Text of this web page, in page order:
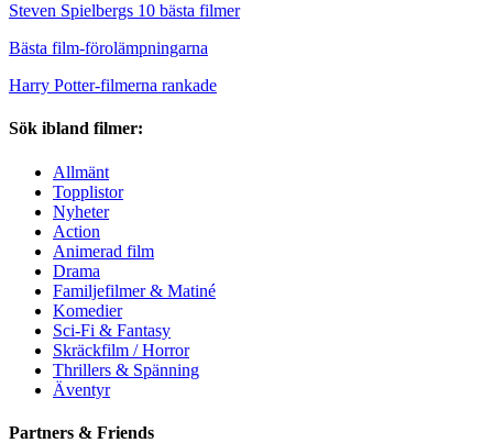
Steven Spielbergs 10 bästa filmer
Bästa film-förolämpningarna
Harry Potter-filmerna rankade
Sök ibland filmer:
Allmänt
Topplistor
Nyheter
Action
Animerad film
Drama
Familjefilmer & Matiné
Komedier
Sci-Fi & Fantasy
Skräckfilm / Horror
Thrillers & Spänning
Äventyr
Partners & Friends